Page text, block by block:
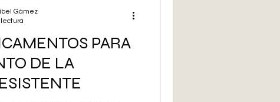
arte bruto
PARA
DE LA
Gámez